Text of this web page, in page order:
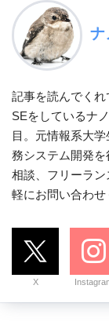
ナ
記事を読んでく
SEをしているナ
目。元情報系大
務システム開発
相談、フリーラ
軽にお問い合わせ
X